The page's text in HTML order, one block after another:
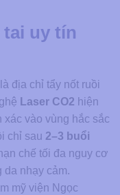
uy tín
địa chỉ tẩy nốt ruồi
Laser CO2 hiện
xác vào vùng hắc sắc
chỉ sau 2–3 buổi
chế tối đa nguy cơ
da nhạy cảm.
mỹ viện Ngọc